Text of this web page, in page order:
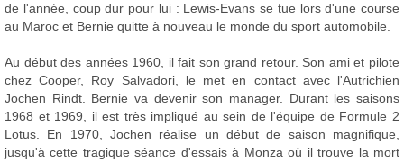
de l'année, coup dur pour lui : Lewis-Evans se tue lors d'une course
au Maroc et Bernie quitte à nouveau le monde du sport automobile.
Au début des années 1960, il fait son grand retour. Son ami et pilote
chez Cooper, Roy Salvadori, le met en contact avec l'Autrichien
Jochen Rindt. Bernie va devenir son manager. Durant les saisons
1968 et 1969, il est très impliqué au sein de l'équipe de Formule 2
Lotus. En 1970, Jochen réalise un début de saison magnifique,
jusqu'à cette tragique séance d'essais à Monza où il trouve la mort